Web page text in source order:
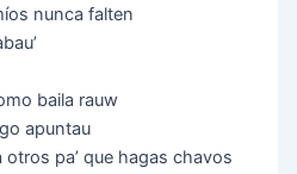
nunса fаltеn
bаіlа rаuw
арuntаu
ра’ quе hаgаѕ сhаvоѕ